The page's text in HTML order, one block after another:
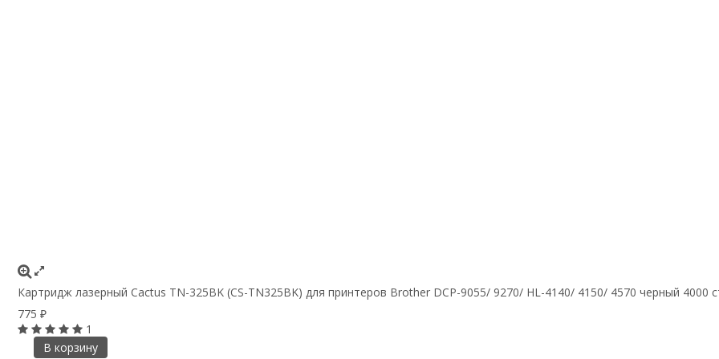
Картридж лазерный Cactus TN-325BK (CS-TN325BK) для принтеров Brother DCP-9055/ 9270/ HL-4140/ 4150/ 4570 черный 4000
775 ₽
1
В корзину